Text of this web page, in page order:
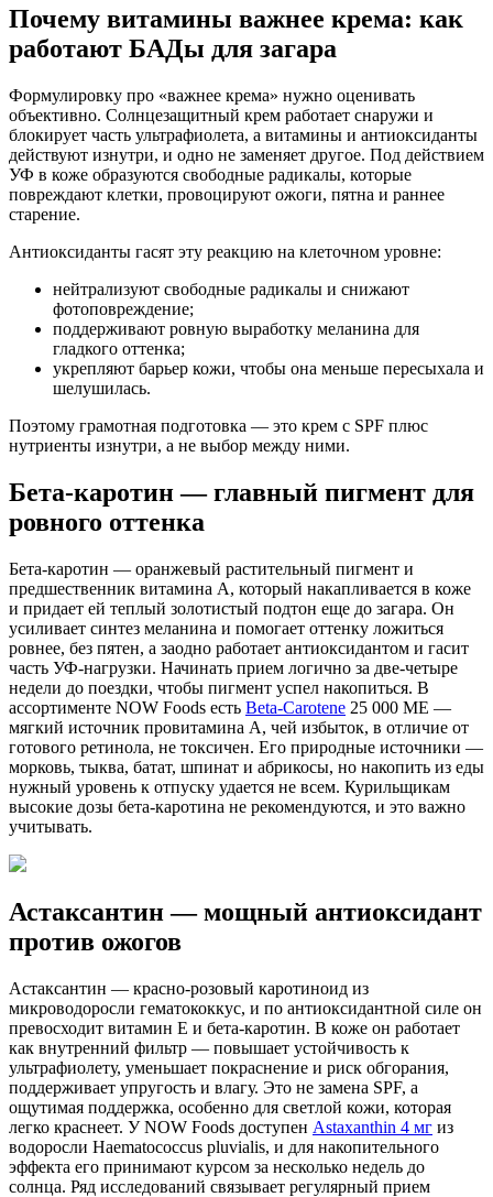
Почему витамины важнее крема: как
работают БАДы для загара
Формулировку про «важнее крема» нужно оценивать
объективно. Солнцезащитный крем работает снаружи и
блокирует часть ультрафиолета, а витамины и антиоксиданты
действуют изнутри, и одно не заменяет другое. Под действием
УФ в коже образуются свободные радикалы, которые
повреждают клетки, провоцируют ожоги, пятна и раннее
старение.
Антиоксиданты гасят эту реакцию на клеточном уровне:
нейтрализуют свободные радикалы и снижают
фотоповреждение;
поддерживают ровную выработку меланина для
гладкого оттенка;
укрепляют барьер кожи, чтобы она меньше пересыхала и
шелушилась.
Поэтому грамотная подготовка — это крем с SPF плюс
нутриенты изнутри, а не выбор между ними.
Бета-каротин — главный пигмент для
ровного оттенка
Бета-каротин — оранжевый растительный пигмент и
предшественник витамина A, который накапливается в коже
и придает ей теплый золотистый подтон еще до загара. Он
усиливает синтез меланина и помогает оттенку ложиться
ровнее, без пятен, а заодно работает антиоксидантом и гасит
часть УФ-нагрузки. Начинать прием логично за две-четыре
недели до поездки, чтобы пигмент успел накопиться. В
ассортименте NOW Foods есть Beta-Carotene 25 000 МЕ —
мягкий источник провитамина A, чей избыток, в отличие от
готового ретинола, не токсичен. Его природные источники —
морковь, тыква, батат, шпинат и абрикосы, но накопить из еды
нужный уровень к отпуску удается не всем. Курильщикам
высокие дозы бета-каротина не рекомендуются, и это важно
учитывать.
Астаксантин — мощный антиоксидант
против ожогов
Астаксантин — красно-розовый каротиноид из
микроводоросли гематококкус, и по антиоксидантной силе он
превосходит витамин E и бета-каротин. В коже он работает
как внутренний фильтр — повышает устойчивость к
ультрафиолету, уменьшает покраснение и риск обгорания,
поддерживает упругость и влагу. Это не замена SPF, а
ощутимая поддержка, особенно для светлой кожи, которая
легко краснеет. У NOW Foods доступен Astaxanthin 4 мг из
водоросли Haematococcus pluvialis, и для накопительного
эффекта его принимают курсом за несколько недель до
солнца. Ряд исследований связывает регулярный прием